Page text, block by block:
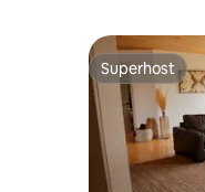
Superhost
Superhost